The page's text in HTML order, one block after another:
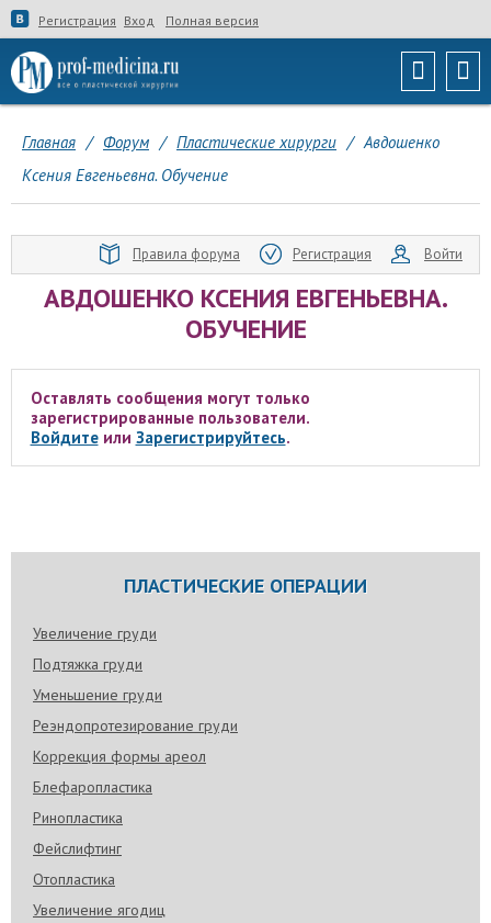
Регистрация Вход Полная версия
Главная / Форум / Пластические хирурги / Авдошенко
Ксения Евгеньевна. Обучение
Правила форума Регистрация Войти
АВДОШЕНКО КСЕНИЯ ЕВГЕНЬЕВНА.
ОБУЧЕНИЕ
Оставлять сообщения могут только
зарегистрированные пользователи.
Войдитеили Зарегистрируйтесь.
ПЛАСТИЧЕСКИЕ ОПЕРАЦИИ
Увеличение груди
Подтяжка груди
Уменьшение груди
Реэндопротезирование груди
Коррекция формы ареол
Блефаропластика
Ринопластика
Фейслифтинг
Отопластика
Увеличение ягодиц